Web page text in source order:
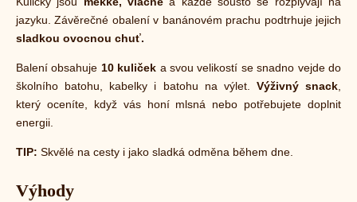
jazyku. Závěrečné obalení v banánovém prachu podtrhuje jejich
sladkou ovocnou chuť.
Balení obsahuje 10 kuliček a svou velikostí se snadno vejde do
školního batohu, kabelky i batohu na výlet. Výživný snack
který oceníte, když vás honí mlsná nebo potřebujete doplnit
energii.
TIP: Skvělé na cesty i jako sladká odměna během dne.
Výhody